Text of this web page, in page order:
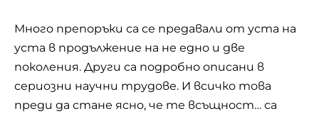
Много препоръки са се предавали от уста на
уста в продължение на не едно и две
поколения. Други са подробно описани в
сериозни научни трудове. И всичко това
преди да стане ясно, че те всъщност… са